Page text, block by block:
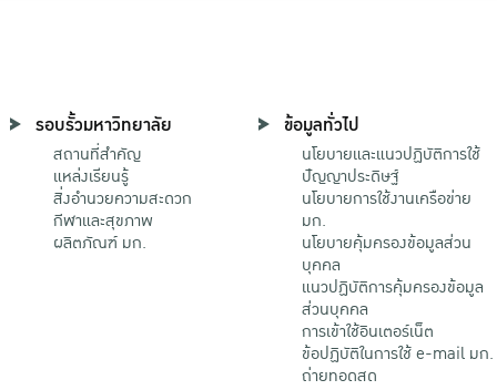
รอบรั้วมหาวิทยาลัย
สถานที่สำคัญ
แหล่งเรียนรู้
สิ่งอำนวยความสะดวก
กีฬาและสุขภาพ
ผลิตภัณฑ์ มก.
ข้อมูลทั่วไป
นโยบายและแนวปฏิบัติการใช้
ปัญญาประดิษฐ์
นโยบายการใช้งานเครือข่าย
มก.
นโยบายคุ้มครองข้อมูลส่วน
บุคคล
แนวปฏิบัติการคุ้มครองข้อมูล
ส่วนบุคคล
การเข้าใช้อินเตอร์เน็ต
ข้อปฏิบัติในการใช้ e-mail มก.
ถ่ายทอดสด